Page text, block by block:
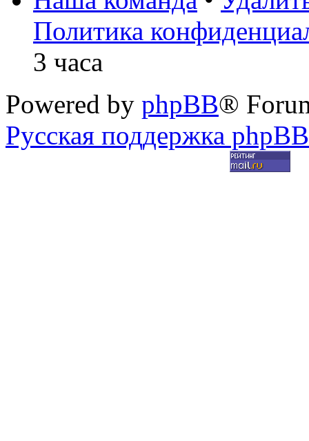
Политика
3 часа
Powered by phpBB®
Русская поддержка phpBB